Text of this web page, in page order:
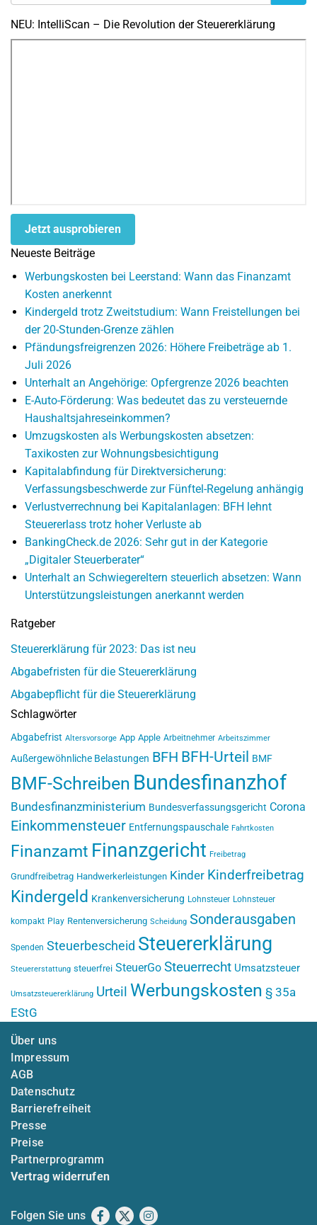
NEU: IntelliScan – Die Revolution der Steuererklärung
Jetzt ausprobieren
Neueste Beiträge
Werbungskosten bei Leerstand: Wann das Finanzamt
Kosten anerkennt
Kindergeld trotz Zweitstudium: Wann Freistellungen bei
der 20-Stunden-Grenze zählen
Pfändungsfreigrenzen 2026: Höhere Freibeträge ab 1.
Juli 2026
Unterhalt an Angehörige: Opfergrenze 2026 beachten
E-Auto-Förderung: Was bedeutet das zu versteuernde
Haushaltsjahreseinkommen?
Umzugskosten als Werbungskosten absetzen:
Taxikosten zur Wohnungsbesichtigung
Kapitalabfindung für Direktversicherung:
Verfassungsbeschwerde zur Fünftel-Regelung anhängig
Verlustverrechnung bei Kapitalanlagen: BFH lehnt
Steuererlass trotz hoher Verluste ab
BankingCheck.de 2026: Sehr gut in der Kategorie
„Digitaler Steuerberater“
Unterhalt an Schwiegereltern steuerlich absetzen: Wann
Unterstützungsleistungen anerkannt werden
Ratgeber
Steuererklärung für 2023: Das ist neu
Abgabefristen für die Steuererklärung
Abgabepflicht für die Steuererklärung
Schlagwörter
Abgabefrist Altersvorsorge App Apple Arbeitnehmer Arbeitszimmer
Außergewöhnliche Belastungen BFH BFH-Urteil BMF
BMF-Schreiben Bundesfinanzhof
Bundesfinanzministerium Bundesverfassungsgericht Corona
Einkommensteuer Entfernungspauschale Fahrtkosten
Finanzamt Finanzgericht Freibetrag
Grundfreibetrag Handwerkerleistungen Kinder Kinderfreibetrag
Kindergeld Krankenversicherung Lohnsteuer Lohnsteuer
kompakt Play Rentenversicherung Scheidung Sonderausgaben
Spenden Steuerbescheid Steuererklärung
Steuererstattung steuerfrei SteuerGo Steuerrecht Umsatzsteuer
Umsatzsteuererklärung Urteil Werbungskosten § 35a
EStG
Über uns
Impressum
AGB
Datenschutz
Barrierefreiheit
Presse
Preise
Partnerprogramm
Vertrag widerrufen
Folgen Sie uns Facebook
X Instagram